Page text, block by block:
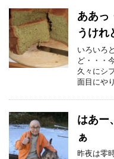
ああっ
うけれ
いろいろ
ど・・・
久々にシ
面目にや
はあー
ぁ
昨夜は零